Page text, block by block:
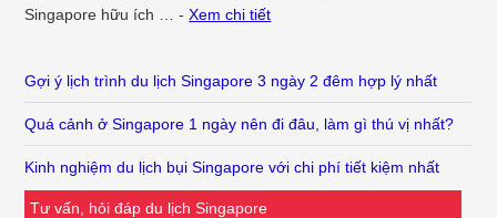
Singapore hữu ích … -Xem chi tiết
Gợi ý lịch trình du lịch Singapore 3 ngày 2 đêm hợp lý nhất
Quá cảnh ở Singapore 1 ngày nên đi đâu, làm gì thú vị nhất?
Kinh nghiệm du lịch bụi Singapore với chi phí tiết kiệm nhất
Tư vấn, hỏi đáp du lịch Singapore